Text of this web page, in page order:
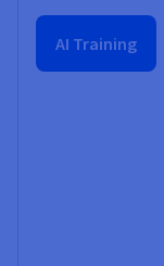
AI Training